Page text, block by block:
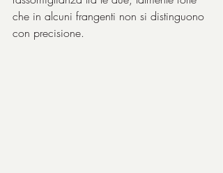
che in alcuni frangenti non si distinguono
con precisione.